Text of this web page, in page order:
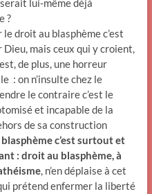
lui-même déjà
?
droit au blasphème c’est
mais ceux qui y croient,
de plus, une horreur
: on n’insulte chez le
le contraire c’est le
et incapable de la
de sa construction
c’est surtout et
: droit au blasphème, à
, n’en déplaise à cet
prétend enfermer la liberté